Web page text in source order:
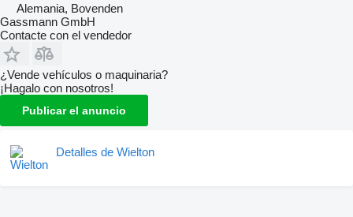
Alemania, Bovenden
Gassmann GmbH
Contacte con el vendedor
¿Vende vehículos o maquinaria?
¡Hagalo con nosotros!
Publicar el anuncio
Detalles de Wielton